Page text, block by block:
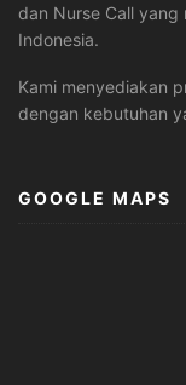
dan Nurse Call yang
Indonesia.
Kami menyediakan
dengan kebutuhan
GOOGLE MAPS